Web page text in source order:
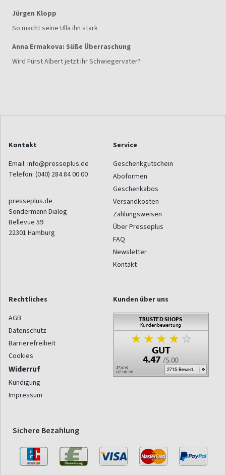
Jürgen Klopp
So macht seine Ulla ihn stark
Anna Ermakova: Süße Überraschung
Wird Fürst Albert jetzt ihr Schwiegervater?
Kontakt
Email: info@presseplus.de
Telefon: (040) 284 84 00 00
presseplus.de
Sondermann Dialog
Bellevue 59
22301 Hamburg
Service
Geschenkgutschein
Aboformen
Geschenkabos
Versandkosten
Zahlungsweisen
Über Presseplus
FAQ
Newsletter
Kontakt
Rechtliches
AGB
Datenschutz
Barrierefreiheit
Cookies
Widerruf
Kündigung
Impressum
Kunden über uns
Sichere Bezahlung